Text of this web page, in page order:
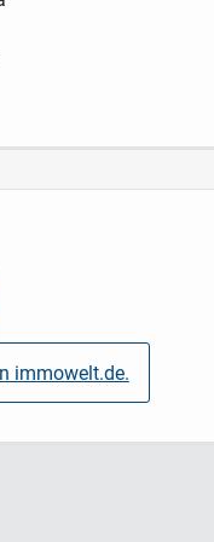
mit Bepflanzung
immowelt.de.